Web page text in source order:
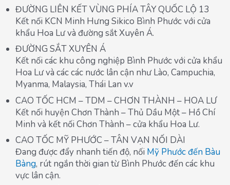
ĐƯỜNG LIÊN KẾT VÙNG PHÍA TÂY QUỐC LỘ 13
Kết nối KCN Minh Hưng Sikico Bình Phước với cửa
khẩu Hoa Lư và đường sắt Xuyên Á.
ĐƯỜNG SẮT XUYÊN Á
Kết nối các khu công nghiệp Bình Phước với cửa khẩu
Hoa Lư và các các nước lân cận như Lào, Campuchia,
Myanma, Malaysia, Thái Lan v.v
CAO TỐC HCM – TDM – CHƠN THÀNH – HOA LƯ
Kết nối huyện Chơn Thành – Thủ Dầu Một – Hồ Chí
Minh và kết nối Chơn Thành – cửa khẩu Hoa Lư.
CAO TỐC MỸ PHƯỚC – TÂN VẠN NỐI DÀI
Đang được đẩy nhanh tiến độ, nối Mỹ Phước đến Bàu
Bàng, rút ngắn thời gian từ Bình Phước đến các khu
vực lân cận.